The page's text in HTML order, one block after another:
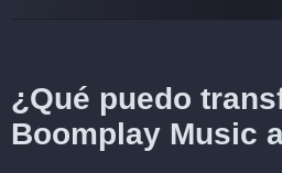
¿Qué puedo
Boomplay Music